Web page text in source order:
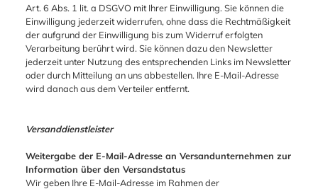
Art. 6 Abs. 1 lit. a DSGVO mit Ihrer Einwilligung. Sie können die
Einwilligung jederzeit widerrufen, ohne dass die Rechtmäßigkeit
der aufgrund der Einwilligung bis zum Widerruf erfolgten
Verarbeitung berührt wird. Sie können dazu den Newsletter
jederzeit unter Nutzung des entsprechenden Links im Newsletter
oder durch Mitteilung an uns abbestellen. Ihre E-Mail-Adresse
wird danach aus dem Verteiler entfernt.
Versanddienstleister
Weitergabe der E-Mail-Adresse an Versandunternehmen zur
Information über den Versandstatus
Wir geben Ihre E-Mail-Adresse im Rahmen der